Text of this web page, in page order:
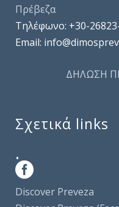
Πρέβεζα
Τηλέφωνo: +30-
Email:
ΔΗΛΩΣΗ
Σχετικά links
.
Discover Preveza